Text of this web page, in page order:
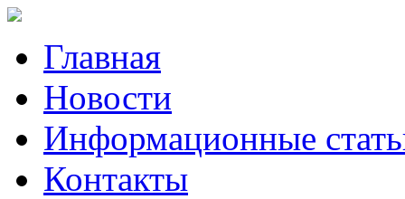
Главная
Новости
Информационные
Контакты